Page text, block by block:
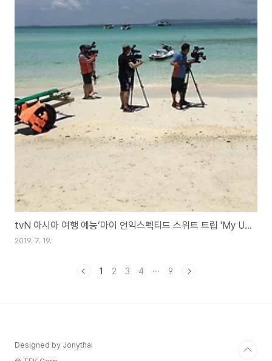
tvN 아시아 여행 예능‘마이 언익스펙티드 스위트 트립 'My Unexpected Sweet Trip (M.U.S.T.) 태국편 촬영
2019. 7. 19.
1 2 3 4 ··· 9
Designed by Jonythai